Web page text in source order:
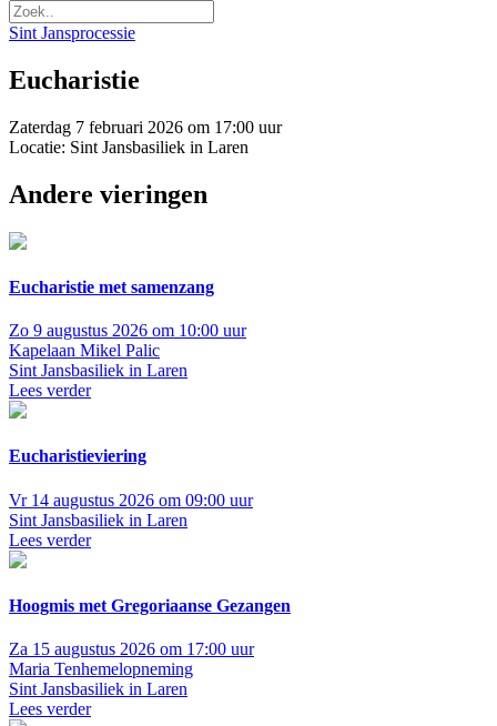
Sint Jansprocessie
Eucharistie
Zaterdag 7 februari 2026 om 17:00 uur
Locatie: Sint Jansbasiliek in Laren
Andere vieringen
Eucharistie met samenzang
Zo 9 augustus 2026 om 10:00 uur
Kapelaan Mikel Palic
Sint Jansbasiliek in Laren
Lees verder
Eucharistieviering
Vr 14 augustus 2026 om 09:00 uur
Sint Jansbasiliek in Laren
Lees verder
Hoogmis met Gregoriaanse Gezangen
Za 15 augustus 2026 om 17:00 uur
Maria Tenhemelopneming
Sint Jansbasiliek in Laren
Lees verder